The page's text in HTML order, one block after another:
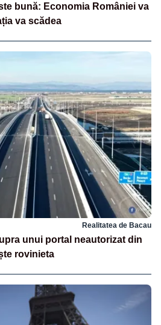
bună: Economia României va
va scădea
Realitatea de Bacau
unui portal neautorizat din
rovinieta